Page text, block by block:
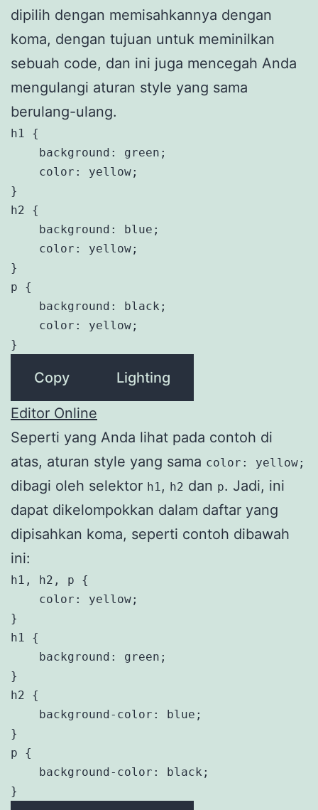
dipilih dengan memisahkannya dengan
koma, dengan tujuan untuk meminilkan
sebuah code, dan ini juga mencegah Anda
mengulangi aturan style yang sama
berulang-ulang.
h1 {
    background: green;
    color: yellow;
}
h2 {
    background: blue;
    color: yellow;
}
p {
    background: black;
    color: yellow;
}
Copy Lighting
Editor Online
Seperti yang Anda lihat pada contoh di
atas, aturan style yang sama color: yellow;
dibagi oleh selektor h1 , h2 dan p. Jadi, ini
dapat dikelompokkan dalam daftar yang
dipisahkan koma, seperti contoh dibawah
ini:
h1, h2, p {
    color: yellow;
}
h1 {
    background: green;
}
h2 {
    background-color: blue;
}
p {
    background-color: black;
}